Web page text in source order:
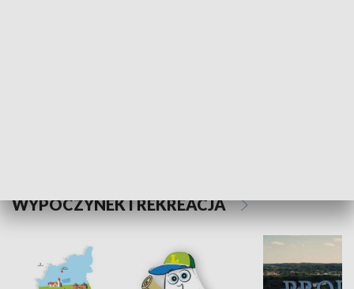
WYPOCZYNEK I REKREACJA